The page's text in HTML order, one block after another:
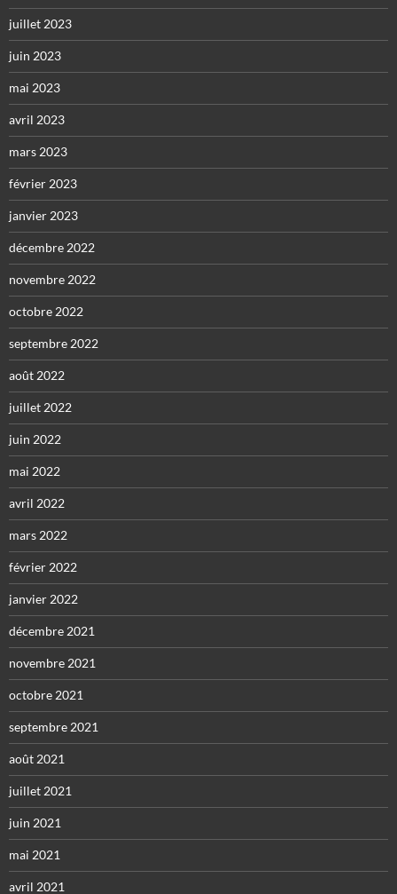
juillet 2023
juin 2023
mai 2023
avril 2023
mars 2023
février 2023
janvier 2023
décembre 2022
novembre 2022
octobre 2022
septembre 2022
août 2022
juillet 2022
juin 2022
mai 2022
avril 2022
mars 2022
février 2022
janvier 2022
décembre 2021
novembre 2021
octobre 2021
septembre 2021
août 2021
juillet 2021
juin 2021
mai 2021
avril 2021